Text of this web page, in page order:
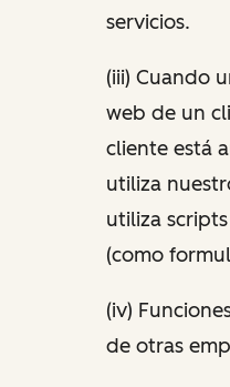
servicios.
(iii) Cuando
web de un
cliente está
utiliza
utiliza
(como
(iv)
de otras